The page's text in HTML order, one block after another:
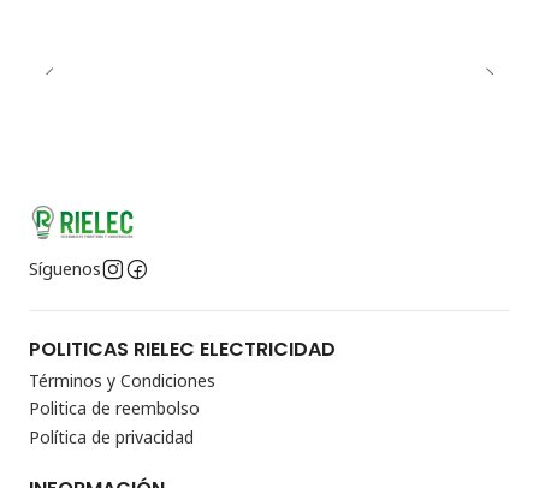
Síguenos
POLITICAS RIELEC ELECTRICIDAD
Términos y Condiciones
Politica de reembolso
Política de privacidad